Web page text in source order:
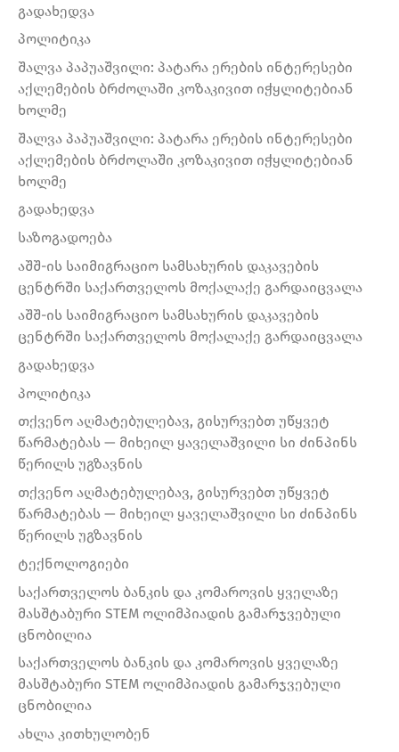
გადახედვა
პოლიტიკა
შალვა პაპუაშვილი: პატარა ერების ინტერესები
აქლემების ბრძოლაში კოზაკივით იჭყლიტებიან
ხოლმე
შალვა პაპუაშვილი: პატარა ერების ინტერესები
აქლემების ბრძოლაში კოზაკივით იჭყლიტებიან
ხოლმე
გადახედვა
საზოგადოება
აშშ-ის საიმიგრაციო სამსახურის დაკავების
ცენტრში საქართველოს მოქალაქე გარდაიცვალა
აშშ-ის საიმიგრაციო სამსახურის დაკავების
ცენტრში საქართველოს მოქალაქე გარდაიცვალა
გადახედვა
პოლიტიკა
თქვენო აღმატებულებავ, გისურვებთ უწყვეტ
წარმატებას — მიხეილ ყაველაშვილი სი ძინპინს
წერილს უგზავნის
თქვენო აღმატებულებავ, გისურვებთ უწყვეტ
წარმატებას — მიხეილ ყაველაშვილი სი ძინპინს
წერილს უგზავნის
ტექნოლოგიები
საქართველოს ბანკის და კომაროვის ყველაზე
მასშტაბური STEM ოლიმპიადის გამარჯვებული
ცნობილია
საქართველოს ბანკის და კომაროვის ყველაზე
მასშტაბური STEM ოლიმპიადის გამარჯვებული
ცნობილია
ახლა კითხულობენ